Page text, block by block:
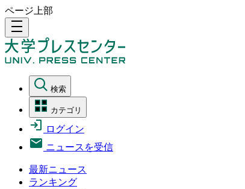
ページ上部
density_medium
検索
カテゴリ
ログイン
ニュースを受信
最新ニュース
ランキング